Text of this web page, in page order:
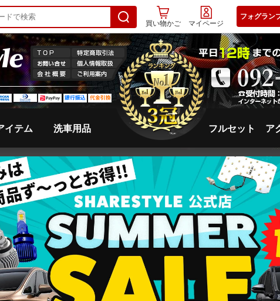
買い物かご マイページ
フォグラン